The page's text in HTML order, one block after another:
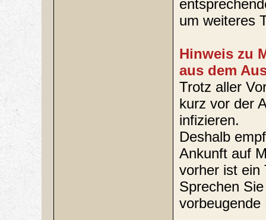
um weiteres
Hinweis zu
aus dem
Trotz aller
kurz vor der
infizieren.
Deshalb
Ankunft auf
vorher ist ein
Sprechen